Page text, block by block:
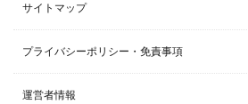
サイトマップ
プライバシーポリシー・免責事項
運営者情報